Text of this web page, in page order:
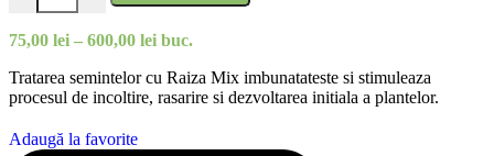
75,00 lei – 600,00 leiInterval
prețuri:
75,00 lei
buc.
Tratarea semintelor cu Raiza Mix imbunatateste si stimuleaza
procesul de incoltire, rasarire si dezvoltarea initiala a plantelor.
Adaugă la favorite